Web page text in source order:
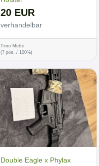
20 EUR
verhandelbar
Timo Mette
(7 pos. / 100%)
Double Eagle x Phylax